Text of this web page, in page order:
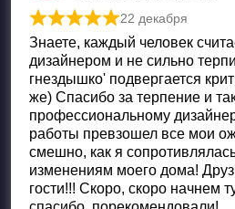
Оценка5 из 5
22 декабря
Знаете, каждый человек
дизайнером и не сильно
гнездышко' подвергается
же) Спасибо за терпение и
профессиональному
работы превзошел все мои
смешно, как я
изменениям моего дома!
гости!!! Скоро, скоро начнем